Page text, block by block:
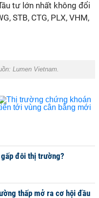
tư lớn nhất không đổi
STB, CTG, PLX, VHM,
Lumen Vietnam.
đôi thị trường?
thấp mở ra cơ hội đầu